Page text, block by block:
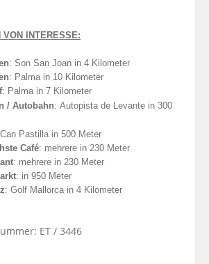
VON INTERESSE:
: Son San Joan in 4 Kilometer
: Palma in 10 Kilometer
: Palma in 7 Kilometer
/ Autobahn: Autopista de Levante in 300
Pastilla in 500 Meter
Café: mehrere in 230 Meter
: mehrere in 230 Meter
: in 950 Meter
: Golf Mallorca in 4 Kilometer
ET / 3446